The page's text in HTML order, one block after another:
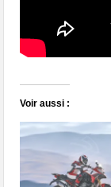
Voir aussi :